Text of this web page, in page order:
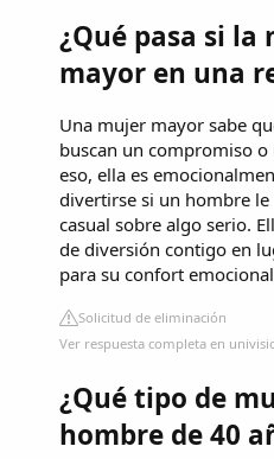
¿Qué pasa si la
mayor en una
Una mujer mayor sabe
buscan un compromiso
eso, ella es
divertirse si un hombre
casual sobre algo serio.
de diversión contigo en
para su confort
Solicitud de eliminación
Ver respuesta completa en
¿Qué tipo de
hombre de 40